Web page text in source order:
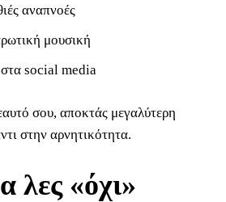
αναπνοές
μουσική
στα social media
σου, αποκτάς μεγαλύτερη
στην αρνητικότητα.
λες «όχι»